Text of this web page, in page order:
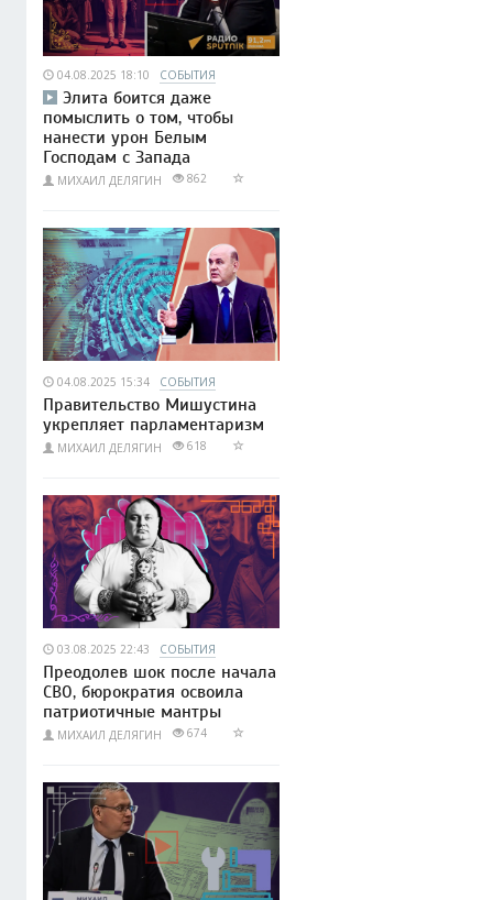
04.08.2025 18:10 СОБЫТИЯ
Элита боится даже
помыслить о том, чтобы
нанести урон Белым
Господам с Запада
МИХАИЛ ДЕЛЯГИН 862
04.08.2025 15:34 СОБЫТИЯ
Правительство Мишустина
укрепляет парламентаризм
МИХАИЛ ДЕЛЯГИН 618
03.08.2025 22:43 СОБЫТИЯ
Преодолев шок после начала
СВО, бюрократия освоила
патриотичные мантры
МИХАИЛ ДЕЛЯГИН 674